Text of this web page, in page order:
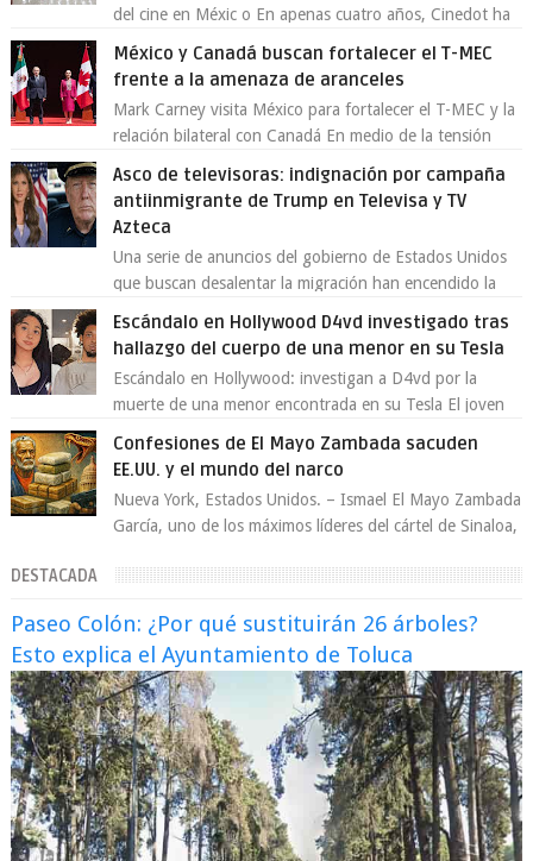
del cine en Méxic o En apenas cuatro años, Cinedot ha
México y Canadá buscan fortalecer el T-MEC
frente a la amenaza de aranceles
Mark Carney visita México para fortalecer el T-MEC y la
relación bilateral con Canadá En medio de la tensión
Asco de televisoras: indignación por campaña
antiinmigrante de Trump en Televisa y TV
Azteca
Una serie de anuncios del gobierno de Estados Unidos
que buscan desalentar la migración han encendido la
Escándalo en Hollywood D4vd investigado tras
hallazgo del cuerpo de una menor en su Tesla
Escándalo en Hollywood: investigan a D4vd por la
muerte de una menor encontrada en su Tesla El joven
Confesiones de El Mayo Zambada sacuden
EE.UU. y el mundo del narco
Nueva York, Estados Unidos. – Ismael El Mayo Zambada
García, uno de los máximos líderes del cártel de Sinaloa,
DESTACADA
Paseo Colón: ¿Por qué sustituirán 26 árboles?
Esto explica el Ayuntamiento de Toluca